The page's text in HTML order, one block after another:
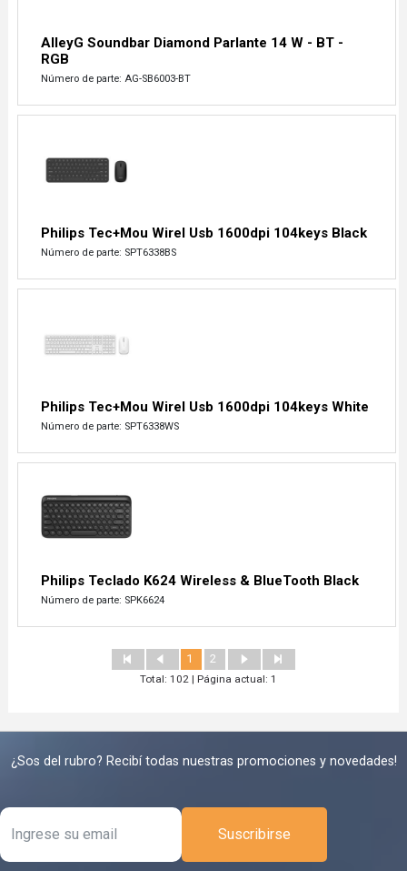
AlleyG Soundbar Diamond Parlante 14 W - BT -
RGB
Número de parte: AG-SB6003-BT
Philips Tec+Mou Wirel Usb 1600dpi 104keys Black
Número de parte: SPT6338BS
Philips Tec+Mou Wirel Usb 1600dpi 104keys White
Número de parte: SPT6338WS
Philips Teclado K624 Wireless & BlueTooth Black
Número de parte: SPK6624
1 2
Total: 102 | Página actual: 1
¿Sos del rubro? Recibí todas nuestras promociones y novedades!
Suscribirse